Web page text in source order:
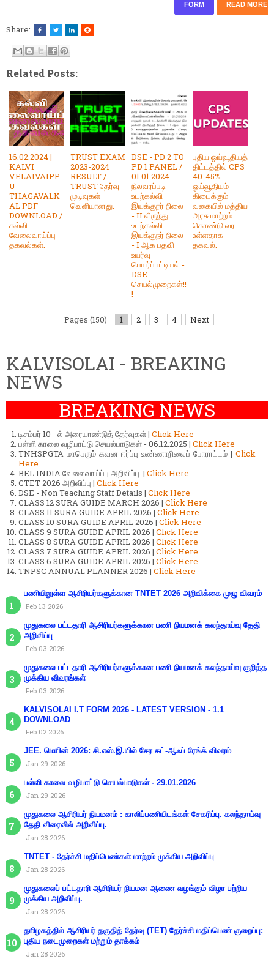
FORM READ MORE
Share:
Related Posts:
16.02.2024 |
KALVI
VELAIVAIPP
U
THAGAVALK
AL PDF
DOWNLOAD /
கல்வி
வேலைவாய்ப்பு
தகவல்கள்.
TRUST EXAM
2023-2024
RESULT /
TRUST தேர்வு
முடிவுகள்
வெளியானது.
DSE - PD 2 TO
PD 1 PANEL /
01.01.2024
நிலவரப்படி
உடற்கல்வி
இயக்குநர் நிலை
- II லிருந்து
உடற்கல்வி
இயக்குநர் நிலை
- I ஆக பதவி
உயர்வு
பெயர்ப்பட்டியல் -
DSE
செயல்முறைகள்!!
!
புதிய ஓய்வூதியத்
திட்டத்தில் CPS
40-45%
ஓய்வூதியம்
கிடைக்கும்
வகையில் மத்திய
அரசு மாற்றம்
கொண்டு வர
உள்ளதாக
தகவல்.
Pages (150) 1 2 3 4 Next
KALVISOLAI - BREAKING
NEWS
BREAKING NEWS
டிசம்பர் 10 - ல் அரையாண்டுத் தேர்வுகள் | Click Here
பள்ளி காலை வழிபாட்டு செயல்பாடுகள் - 06.12.2025 | Click Here
TNHSPGTA மாபெரும் கவன ஈர்ப்பு உண்ணாநிலைப் போராட்டம் | Click
Here
BEL INDIA வேலைவாய்ப்பு அறிவிப்பு. | Click Here
CTET 2026 அறிவிப்பு | Click Here
DSE - Non Teaching Staff Details | Click Here
CLASS 12 SURA GUIDE MARCH 2026 | Click Here
CLASS 11 SURA GUIDE APRIL 2026 | Click Here
CLASS 10 SURA GUIDE APRIL 2026 | Click Here
CLASS 9 SURA GUIDE APRIL 2026 | Click Here
CLASS 8 SURA GUIDE APRIL 2026 | Click Here
CLASS 7 SURA GUIDE APRIL 2026 | Click Here
CLASS 6 SURA GUIDE APRIL 2026 | Click Here
TNPSC ANNUAL PLANNER 2026 | Click Here
பணியிலுள்ள ஆசிரியர்களுக்கான TNTET 2026 அறிவிக்கை முழு விவரம்
Feb 13 2026
முதுகலை பட்டதாரி ஆசிரியர்களுக்கான பணி நியமனக் கலந்தாய்வு தேதி
அறிவிப்பு
Feb 03 2026
முதுகலை பட்டதாரி ஆசிரியர்களுக்கான பணி நியமனக் கலந்தாய்வு குறித்த
முக்கிய விவரங்கள்
Feb 03 2026
KALVISOLAI I.T FORM 2026 - LATEST VERSION - 1.1
DOWNLOAD
Feb 02 2026
JEE. மெயின் 2026: சி.எஸ்.இ.யில் சேர கட்-ஆஃப் ரேங்க் விவரம்
Jan 29 2026
பள்ளி காலை வழிபாட்டு செயல்பாடுகள் - 29.01.2026
Jan 29 2026
முதுகலை ஆசிரியர் நியமனம் : காலிப்பணியிடங்கள் சேகரிப்பு. கலந்தாய்வு
தேதி விரைவில் அறிவிப்பு.
Jan 28 2026
TNTET - தேர்ச்சி மதிப்பெண்கள் மாற்றம் முக்கிய அறிவிப்பு
Jan 28 2026
முதுகலைப் பட்டதாரி ஆசிரியர் நியமன ஆணை வழங்கும் விழா பற்றிய
முக்கிய அறிவிப்பு.
Jan 28 2026
தமிழகத்தில் ஆசிரியர் தகுதித் தேர்வு (TET) தேர்ச்சி மதிப்பெண் குறைப்பு:
புதிய நடைமுறைகள் மற்றும் தாக்கம்
Jan 28 2026